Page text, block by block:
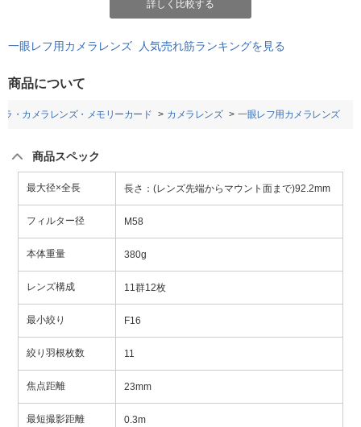
詳しく比較する
一眼レフ用カメラレンズ 人気売れ筋ランキングを見る
商品について
ラ・カメラレンズ・メモリーカード カメラレンズ 一眼レフ用カメラレンズ
商品スペック
最大径×全長 長さ：(レンズ先端からマウント面まで)92.2mm
フィルター径 M58
本体重量 380g
レンズ構成 11群12枚
最小絞り F16
絞り羽根枚数 11
焦点距離 23mm
最短撮影距離 0.3m